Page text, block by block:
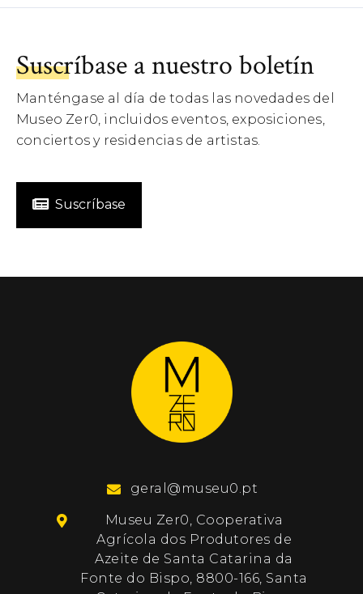
Suscríbase a nuestro boletín
Manténgase al día de todas las novedades del
Museo Zer0, incluidos eventos, exposiciones,
conciertos y residencias de artistas.
Suscríbase
geral@museu0.pt
Museu Zer0, Cooperativa
Agrícola dos Produtores de
Azeite de Santa Catarina da
Fonte do Bispo, 8800-166, Santa